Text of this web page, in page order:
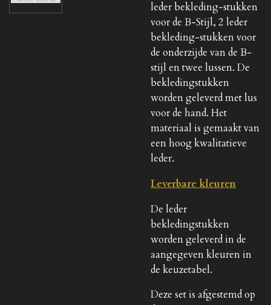
leder bekleding-stukken
voor de B-Stijl, 2 leder
bekleding-stukken voor
de onderzijde van de B-
stijl en twee lussen. De
bekledingstukken
worden geleverd met lus
voor de hand. Het
materiaal is gemaakt van
een hoog kwalitatieve
leder.
Leverbare kleuren
De leder
bekledingstukken
worden geleverd in de
aangegeven kleuren in
de keuzetabel.
Deze set is afgestemd op